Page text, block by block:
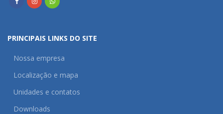
PRINCIPAIS LINKS DO SITE
Nossa empresa
Localização e mapa
Unidades e contatos
Downloads